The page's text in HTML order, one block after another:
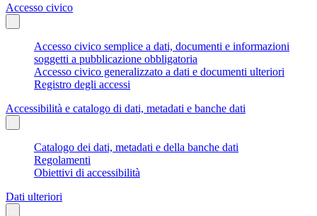
Accesso civico
Accesso civico semplice a dati, documenti e informazioni
soggetti a pubblicazione obbligatoria
Accesso civico generalizzato a dati e documenti ulteriori
Registro degli accessi
Accessibilità e catalogo di dati, metadati e banche dati
Catalogo dei dati, metadati e della banche dati
Regolamenti
Obiettivi di accessibilità
Dati ulteriori